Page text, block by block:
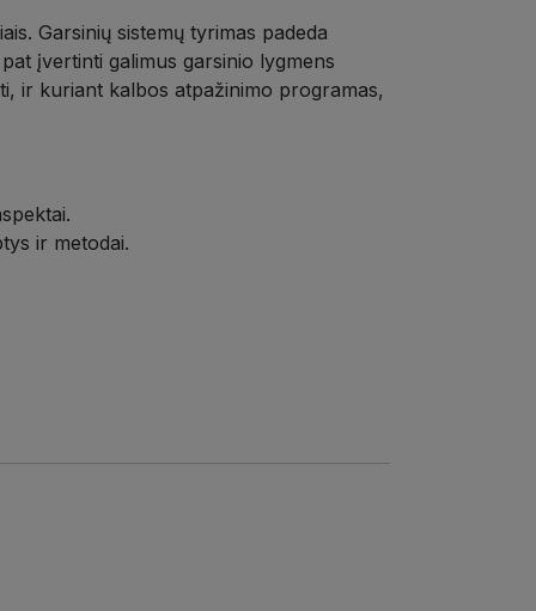
Garsiniųsistemų tyrimas padeda
įvertinti galimus garsinio lygmens
ir kuriant kalbos atpažinimo programas,
ir metodai.